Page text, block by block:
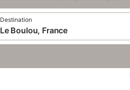
Destination